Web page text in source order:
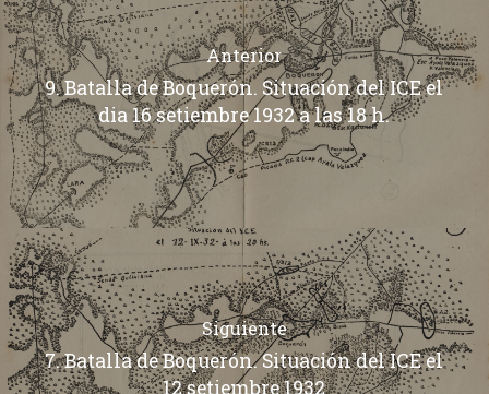
Anterior
9. Batalla de Boquerón. Situación del ICE el
dia 16 setiembre 1932 a las 18 h.
Siguiente
7. Batalla de Boquerón. Situación del ICE el
12 setiembre 1932